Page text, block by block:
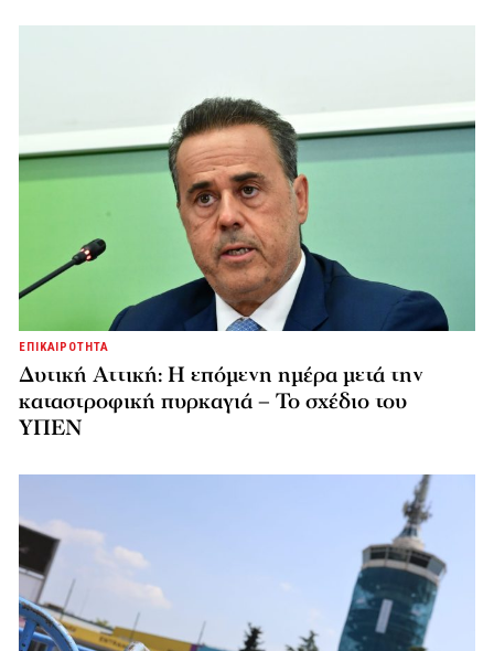
ΕΠΙΚΑΙΡΟΤΗΤΑ
Δυτική Αττική: Η επόμενη ημέρα μετά την
καταστροφική πυρκαγιά – Το σχέδιο του
ΥΠΕΝ